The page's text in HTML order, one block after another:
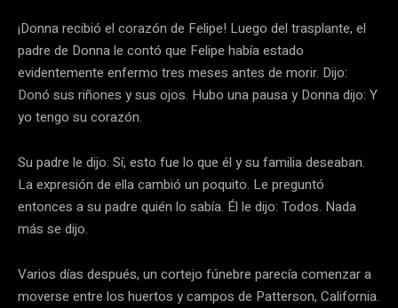
¡Donna recibió el corazón de Felipe! Luego del trasplante, el
padre de Donna le contó que Felipe había estado
evidentemente enfermo tres meses antes de morir. Dijo:
Donó sus riñones y sus ojos. Hubo una pausa y Donna dijo: Y
yo tengo su corazón.
Su padre le dijo: Sí, esto fue lo que él y su familia deseaban.
La expresión de ella cambió un poquito. Le preguntó
entonces a su padre quién lo sabía. Él le dijo: Todos. Nada
más se dijo.
Varios días después, un cortejo fúnebre parecía comenzar a
moverse entre los huertos y campos de Patterson, California.